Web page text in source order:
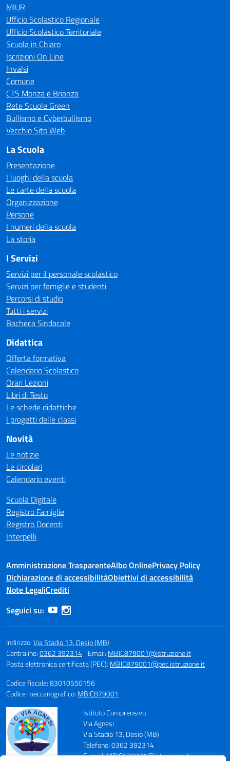
MIUR
Ufficio Scolastico Regionale
Ufficio Scolastico Territoriale
Scuola in Chiaro
Iscrizioni On Line
Invalsi
Comune
CTS Monza e Brianza
Rete Scuole Green
Bullismo e Cyberbullismo
Vecchio Sito Web
La Scuola
Presentazione
I luoghi della scuola
Le carte della scuola
Organizzazione
Persone
I numeri della scuola
La storia
I Servizi
Servizi per il personale scolastico
Servizi per famiglie e studenti
Percorsi di studio
Tutti i servizi
Bacheca Sindacale
Didattica
Offerta formativa
Calendario Scolastico
Orari Lezioni
Libri di Testo
Le schede didattiche
I progetti delle classi
Novità
Le notizie
Le circolari
Calendario eventi
Scuola Digitale
Registro Famiglie
Registro Docenti
Interpelli
Amministrazione TrasparenteAlbo OnlinePrivacy Policy
Dichiarazione di accessibilitàObiettivi di accessibilità
Note LegaliCrediti
Seguici su:
Indirizzo:Via Stadio 13, Desio (MB)
Centralino:0362 392314 Email: MBIC879001@istruzione.it
Posta elettronica certificata (PEC): MBIC879001@pec.istruzione.it
Codice fiscale: 83010550156
Codice meccanografico: MBIC879001
Istituto Comprensivo
Via Agnesi
Via Stadio 13, Desio (MB)
Telefono: 0362 392314
E-mail: MBIC879001@istruzione.it